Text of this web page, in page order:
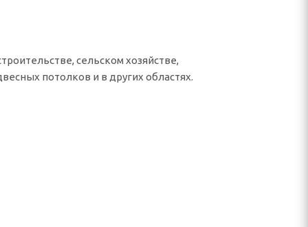
сельском хозяйстве,
потолков и в других областях.